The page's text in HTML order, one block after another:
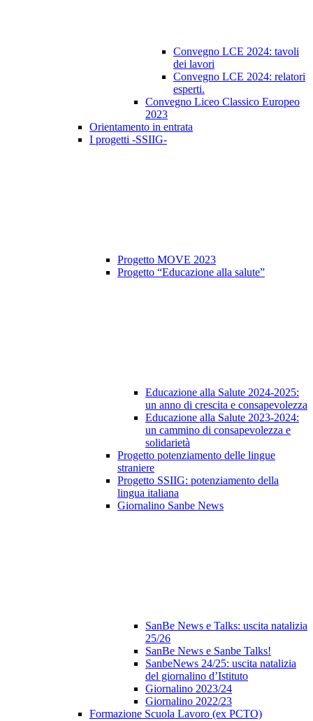
Convegno LCE 2024: tavoli
dei lavori
Convegno LCE 2024: relatori
esperti.
Convegno Liceo Classico Europeo
2023
Orientamento in entrata
I progetti -SSIIG-
Progetto MOVE 2023
Progetto “Educazione alla salute”
Educazione alla Salute 2024-2025:
un anno di crescita e consapevolezza
Educazione alla Salute 2023‑2024:
un cammino di consapevolezza e
solidarietà
Progetto potenziamento delle lingue
straniere
Progetto SSIIG: potenziamento della
lingua italiana
Giornalino Sanbe News
SanBe News e Talks: uscita natalizia
25/26
SanBe News e Sanbe Talks!
SanbeNews 24/25: uscita natalizia
del giornalino d’Istituto
Giornalino 2023/24
Giornalino 2022/23
Formazione Scuola Lavoro (ex PCTO)